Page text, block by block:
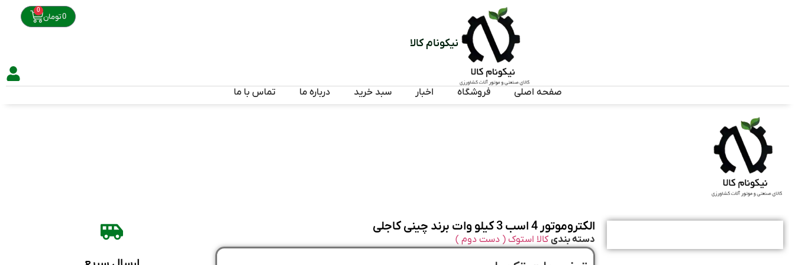
0تومان
0
نیکونام کالا
صفحه اصلی فروشگاه اخبار سبد خرید درباره ما تماس با ما
الکتروموتور 4 اسب 3 کیلو وات برند چینی کاجلی
دسته بندی کالا استوک ( دست دوم )